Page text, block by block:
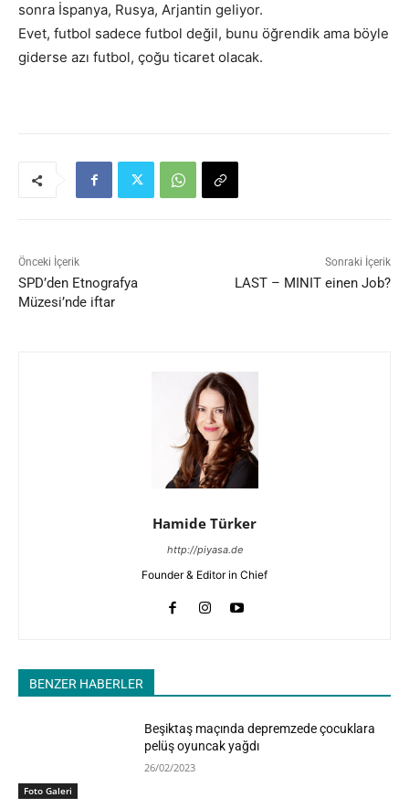
sonra İspanya, Rusya, Arjantin geliyor.
Evet, futbol sadece futbol değil, bunu öğrendik ama böyle
giderse azı futbol, çoğu ticaret olacak.
Önceki İçerik
SPD’den Etnografya
Müzesi’nde iftar
Sonraki İçerik
LAST – MINIT einen Job?
Hamide Türker
http://piyasa.de
Founder & Editor in Chief
BENZER HABERLER
Foto Galeri
Beşiktaş maçında depremzede çocuklara
pelüş oyuncak yağdı
26/02/2023